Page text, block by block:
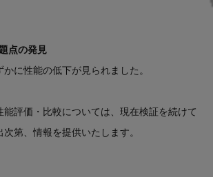
点の発見
に性能の低下が見られました。
評価・比較については、現在検証を続けて
第、情報を提供いたします。